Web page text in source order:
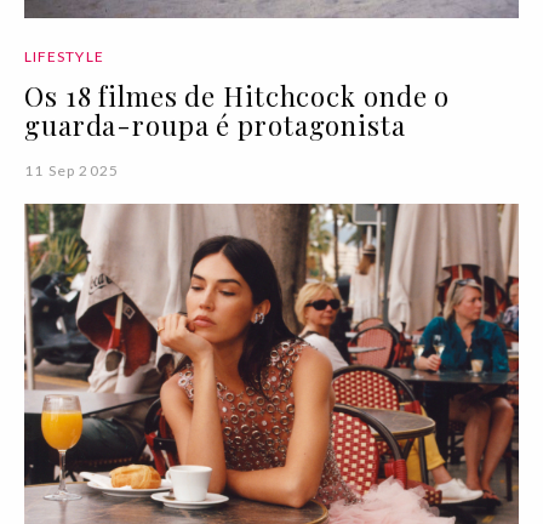
LIFESTYLE
Os 18 filmes de Hitchcock onde o
guarda-roupa é protagonista
11 Sep 2025